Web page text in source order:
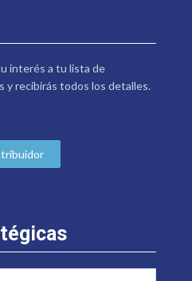
interés a tu lista de
y recibirás todos los detalles.